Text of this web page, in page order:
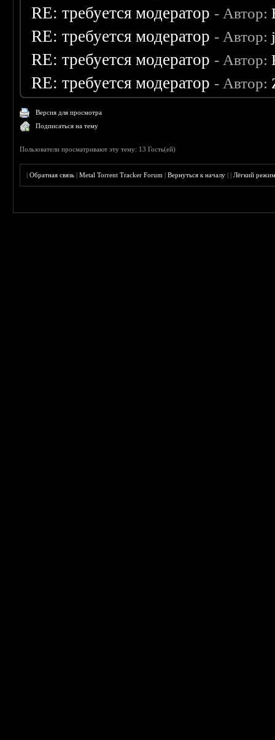
RE: требуется модератор - Автор:
RE: требуется модератор - Автор:
RE: требуется модератор - Автор:
RE: требуется модератор - Автор:
Версия для просмотра
Подписаться на тему
Пользователи просматривают эту тему: 13 Гость(ей)
|Обратная связь |Metal Torrent Tracker Forum |Вернуться к началу ||Лёгкий